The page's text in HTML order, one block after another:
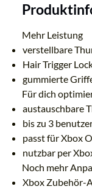
Mehr Leistung
verstellbare
Hair Trigger
gummierte
Für dich
austauschbare
bis zu 3
passt für Xbox
nutzbar per
Noch mehr
Xbox Zubehör-